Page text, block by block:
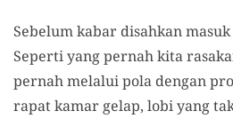
Sebelum kabar disahkan
Seperti yang pernah kita
pernah melalui pola dengan
rapat kamar gelap, lobi yang